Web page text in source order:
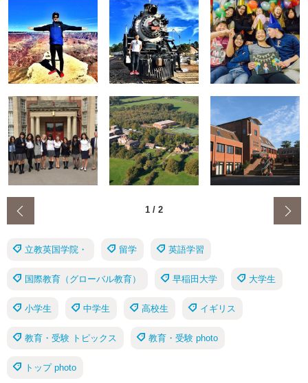
1 / 2
立教英国学院・ 留学 英語学習
国際教育（グローバル教育） 早稲田大学 大学生
小学生 中学生 高校生 イギリス
教育・受験 トピックス 教育・受験 photo
トップ photo